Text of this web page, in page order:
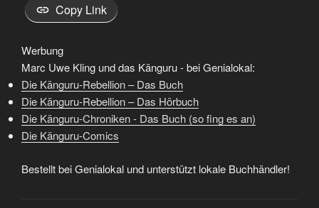
Copy Link
Werbung
Marc Uwe Kling und das Känguru - bei Genialokal:
Die Känguru-Rebellion – Das Buch
Die Känguru-Rebellion – Das Hörbuch
Die Känguru-Chroniken - Das Buch (so fing es an)
Die Känguru-Comics
Bestellt bei Genialokal und unterstützt lokale Buchhändler!